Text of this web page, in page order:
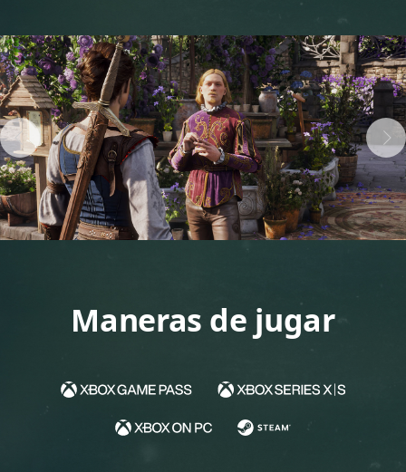
Maneras de jugar